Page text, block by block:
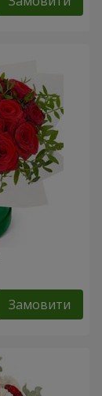
Замовити